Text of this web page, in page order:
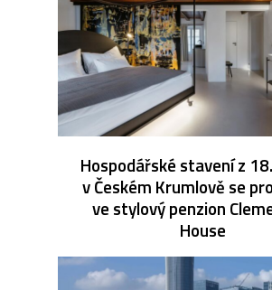
Hospodářské stavení z
v Českém Krumlově se
ve stylový penzion
House